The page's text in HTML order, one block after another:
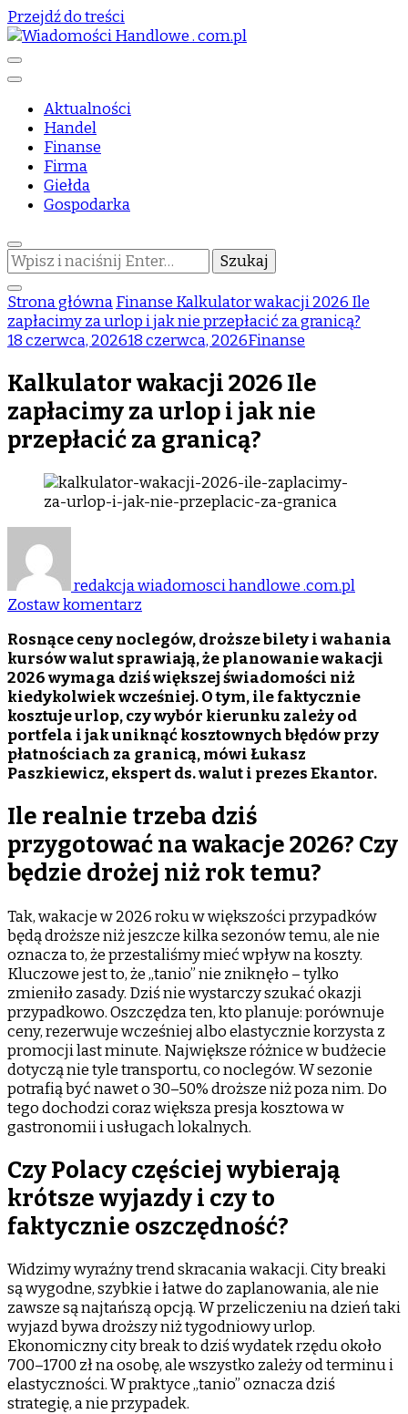
Przejdź do treści
Wiadomości Handlowe . com.pl
Aktualności
Handel
Finanse
Firma
Giełda
Gospodarka
Szukasz
czegoś?
Strona głównaFinanse Kalkulator wakacji 2026 Ile
zapłacimy za urlop i jak nie przepłacić za granicą?
18 czerwca, 202618 czerwca, 2026Finanse
Kalkulator wakacji 2026 Ile
zapłacimy za urlop i jak nie
przepłacić za granicą?
redakcja wiadomosci handlowe .com.pl
Zostaw komentarz
wakacji
2026
Ile
zapłacimy
za
urlop
i
jak
przepłacić
za
granicą?
Rosnące ceny noclegów, droższe bilety i wahania
kursów walut sprawiają, że planowanie wakacji
2026 wymaga dziś większej świadomości niż
kiedykolwiek wcześniej. O tym, ile faktycznie
kosztuje urlop, czy wybór kierunku zależy od
portfela i jak uniknąć kosztownych błędów przy
płatnościach za granicą, mówi Łukasz
Paszkiewicz, ekspert ds. walut i prezes Ekantor.
Ile realnie trzeba dziś
przygotować na wakacje 2026? Czy
będzie drożej niż rok temu?
Tak, wakacje w 2026 roku w większości przypadków
będą droższe niż jeszcze kilka sezonów temu, ale nie
oznacza to, że przestaliśmy mieć wpływ na koszty.
Kluczowe jest to, że „tanio” nie zniknęło – tylko
zmieniło zasady. Dziś nie wystarczy szukać okazji
przypadkowo. Oszczędza ten, kto planuje: porównuje
ceny, rezerwuje wcześniej albo elastycznie korzysta z
promocji last minute. Największe różnice w budżecie
dotyczą nie tyle transportu, co noclegów. W sezonie
potrafią być nawet o 30–50% droższe niż poza nim. Do
tego dochodzi coraz większa presja kosztowa w
gastronomii i usługach lokalnych.
Czy Polacy częściej wybierają
krótsze wyjazdy i czy to
faktycznie oszczędność?
Widzimy wyraźny trend skracania wakacji. City breaki
są wygodne, szybkie i łatwe do zaplanowania, ale nie
zawsze są najtańszą opcją. W przeliczeniu na dzień taki
wyjazd bywa droższy niż tygodniowy urlop.
Ekonomiczny city break to dziś wydatek rzędu około
700–1700 zł na osobę, ale wszystko zależy od terminu i
elastyczności. W praktyce „tanio” oznacza dziś
strategię, a nie przypadek.